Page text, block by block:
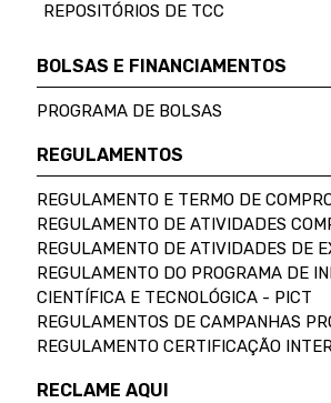
REPOSITÓRIOS DE TCC
BOLSAS E FINANCIAMENTOS
PROGRAMA DE BOLSAS
REGULAMENTOS
REGULAMENTO E TERMO DE
REGULAMENTO DE ATIVIDADES
REGULAMENTO DE ATIVIDADES DE
REGULAMENTO DO PROGRAMA DE
CIENTÍFICA E TECNOLÓGICA - PICT
REGULAMENTOS DE CAMPANHAS
REGULAMENTO CERTIFICAÇÃO
RECLAME AQUI